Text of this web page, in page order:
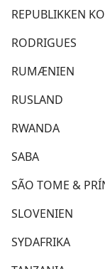
REPUBLIKKEN
RODRIGUES
RUMÆNIEN
RUSLAND
RWANDA
SABA
SÃO TOME &
SLOVENIEN
SYDAFRIKA